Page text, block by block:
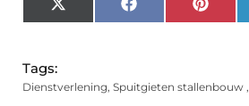
X
(Twitter)
Facebook
Tags:
Dienstverlening, Spuitgieten stallenbouw ,